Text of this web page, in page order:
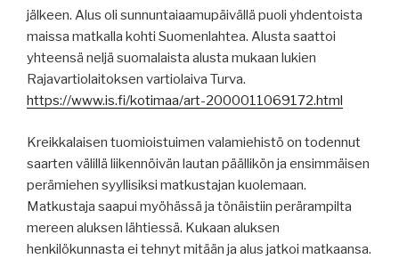
jälkeen. Alus oli sunnuntaiaamupäivällä puoli yhdentoista
maissa matkalla kohti Suomenlahtea. Alusta saattoi
yhteensä neljä suomalaista alusta mukaan lukien
Rajavartiolaitoksen vartiolaiva Turva.
https://www.is.fi/kotimaa/art-2000011069172.html
Kreikkalaisen tuomioistuimen valamiehistö on todennut
saarten välillä liikennöivän lautan päällikön ja ensimmäisen
perämiehen syyllisiksi matkustajan kuolemaan.
Matkustaja saapui myöhässä ja tönäistiin perärampilta
mereen aluksen lähtiessä. Kukaan aluksen
henkilökunnasta ei tehnyt mitään ja alus jatkoi matkaansa.